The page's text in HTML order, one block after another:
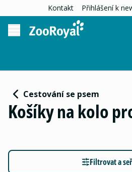
Kontakt Přihlášení k
Cestování se psem
Košíky na kolo
Filtrovat a